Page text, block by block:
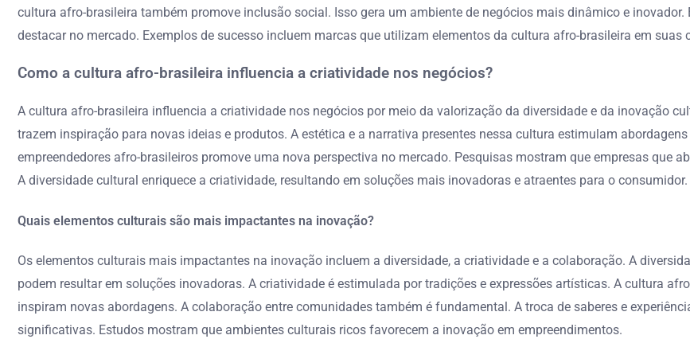
cultura afro-brasileira também promove inclusão social. Isso gera um ambiente de negócios mais dinâmico e
destacar no mercado. Exemplos de sucesso incluem marcas que utilizam elementos da cultura afro-brasileira em suas
Como a cultura afro-brasileira influencia a criatividade nos negócios?
A cultura afro-brasileira influencia a criatividade nos negócios por meio da valorização da diversidade e da inovação
trazem inspiração para novas ideias e produtos. A estética e a narrativa presentes nessa cultura estimulam
empreendedores afro-brasileiros promove uma nova perspectiva no mercado. Pesquisas mostram que empresas que
A diversidade cultural enriquece a criatividade, resultando em soluções mais inovadoras e atraentes para o consumidor.
Quais elementos culturais são mais impactantes na inovação?
Os elementos culturais mais impactantes na inovação incluem a diversidade, a criatividade e a colaboração. A
podem resultar em soluções inovadoras. A criatividade é estimulada por tradições e expressões artísticas. A cultura
inspiram novas abordagens. A colaboração entre comunidades também é fundamental. A troca de saberes e
significativas. Estudos mostram que ambientes culturais ricos favorecem a inovação em empreendimentos.